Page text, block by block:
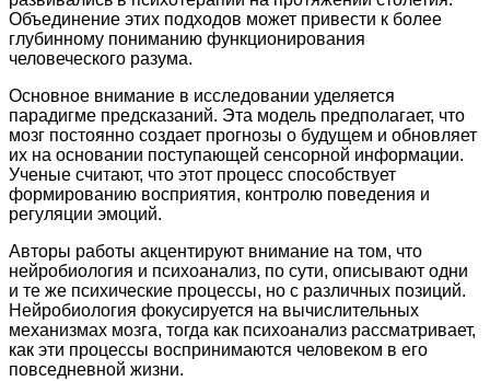
Объединение этих подходов может привести к более
глубинному пониманию функционирования
человеческого разума.
Основное внимание в исследовании уделяется
парадигме предсказаний. Эта модель предполагает, что
мозг постоянно создает прогнозы о будущем и обновляет
их на основании поступающей сенсорной информации.
Ученые считают, что этот процесс способствует
формированию восприятия, контролю поведения и
регуляции эмоций.
Авторы работы акцентируют внимание на том, что
нейробиология и психоанализ, по сути, описывают одни
и те же психические процессы, но с различных позиций.
Нейробиология фокусируется на вычислительных
механизмах мозга, тогда как психоанализ рассматривает,
как эти процессы воспринимаются человеком в его
повседневной жизни.